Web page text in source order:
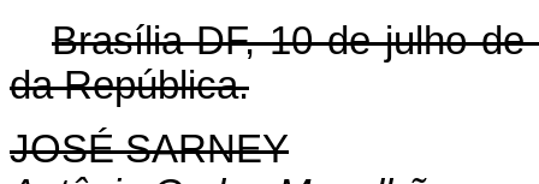
Brasília-DF, 10 de julho
da República.
JOSÉ SARNEY